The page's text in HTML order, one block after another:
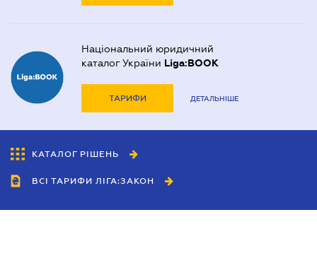
Національний юридичний
каталог України Liga:BOOK
ТАРИФИ ДЕТАЛЬНІШЕ
КАТАЛОГ РІШЕНЬ
ВСІ ТАРИФИ ЛІГА:ЗАКОН